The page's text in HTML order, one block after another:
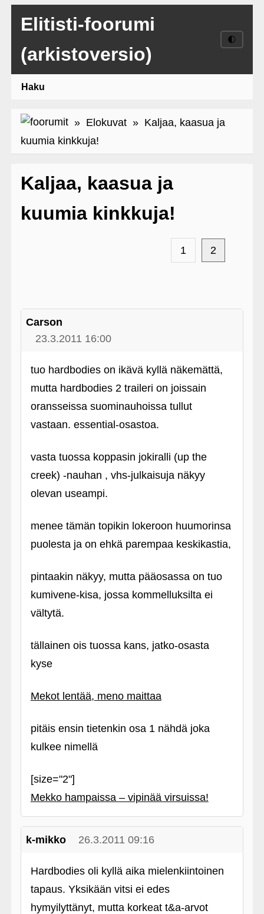
Elitisti-foorumi
(arkistoversio)
🌓
Haku
» Elokuvat» Kaljaa, kaasua ja
kuumia kinkkuja!
Kaljaa, kaasua ja
kuumia kinkkuja!
1 2
Carson
23.3.2011 16:00
tuo hardbodies on ikävä kyllä näkemättä,
mutta hardbodies 2 traileri on joissain
oransseissa suominauhoissa tullut
vastaan. essential-osastoa.
vasta tuossa koppasin jokiralli (up the
creek) ‑nauhan , vhs-julkaisuja näkyy
olevan useampi.
menee tämän topikin lokeroon huumorinsa
puolesta ja on ehkä parempaa keskikastia,
pintaakin näkyy, mutta pääosassa on tuo
kumivene-kisa, jossa kommelluksilta ei
vältytä.
tällainen ois tuossa kans, jatko-osasta
kyse
Mekot lentää, meno maittaa
pitäis ensin tietenkin osa 1 nähdä joka
kulkee nimellä
[size="2"]
Mekko hampaissa – vipinää virsuissa!
k-mikko 26.3.2011 09:16
Hardbodies oli kyllä aika mielenkiintoinen
tapaus. Yksikään vitsi ei edes
hymyilyttänyt, mutta korkeat t&a-arvot